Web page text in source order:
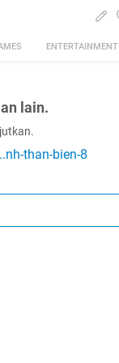
ENTERTAINMENT
lain.
than-bien-8